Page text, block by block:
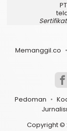
Memanggil.co
Pedoman
Copyright ©